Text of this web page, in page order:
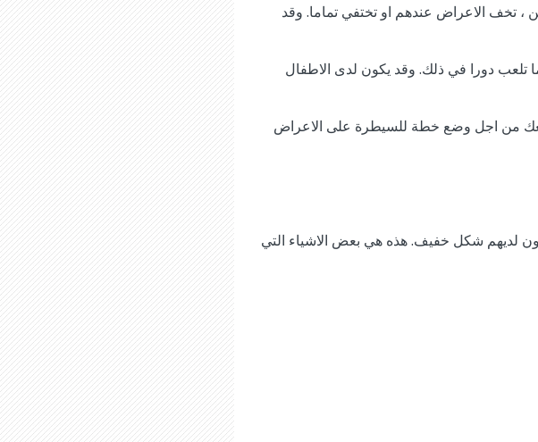
، تخف الاعراض عندهم او تختفي تماما. وقد
تلعب دورا في ذلك. وقد يكون لدى الاطفال
معك من اجل وضع خطة للسيطرة على الاعراض
لديهم شكل خفيف. هذه هي بعض الاشياء التي